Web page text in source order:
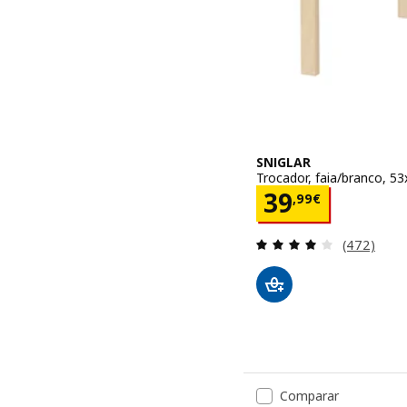
SNIGLAR
Trocador, faia/branco,
39,99€
Preço 39,99€
(472)
Comparar